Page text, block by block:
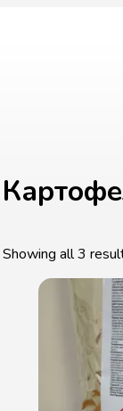
Showing all 3